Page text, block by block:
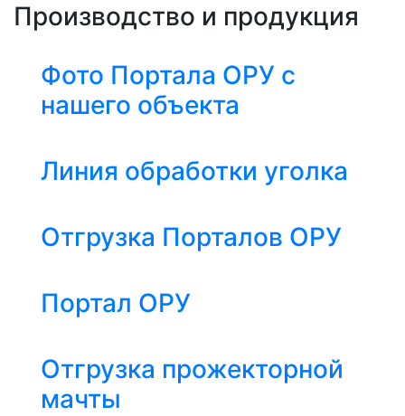
Производство и продукция
Фото Портала ОРУ с
нашего объекта
Линия обработки уголка
Отгрузка Порталов ОРУ
Портал ОРУ
Отгрузка прожекторной
мачты